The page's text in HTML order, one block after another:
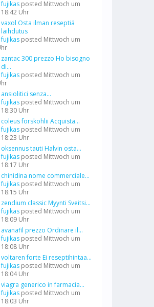
fujikas posted Mittwoch um
18:42 Uhr
vaxol Osta ilman reseptiä
laihdutus
fujikas posted Mittwoch um
zantac 300 prezzo Ho bisogno
di...
fujikas posted Mittwoch um
ansiolitici senza...
fujikas posted Mittwoch um
18:30 Uhr
coleus forskohlii Acquista...
fujikas posted Mittwoch um
18:23 Uhr
oksennus tauti Halvin osta...
fujikas posted Mittwoch um
18:17 Uhr
chinidina nome commerciale...
fujikas posted Mittwoch um
18:15 Uhr
zendium classic Myynti Sveitsi...
fujikas posted Mittwoch um
18:09 Uhr
avanafil prezzo Ordinare il...
fujikas posted Mittwoch um
18:08 Uhr
voltaren forte Ei reseptihintaa...
fujikas posted Mittwoch um
18:04 Uhr
viagra generico in farmacia...
fujikas posted Mittwoch um
18:03 Uhr